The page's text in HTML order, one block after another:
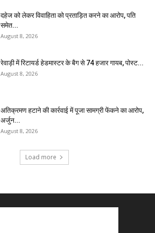
दहेज को लेकर विवाहिता को प्रताड़ित करने का आरोप, पति
समेत...
August 8, 2026
रेवाड़ी में रिटायर्ड हेडमास्टर के बैग से ₹74 हजार गायब, पोस्ट...
August 8, 2026
अतिक्रमण हटाने की कार्रवाई में पूजा सामग्री फेंकने का आरोप,
अर्जुन...
August 8, 2026
Load more